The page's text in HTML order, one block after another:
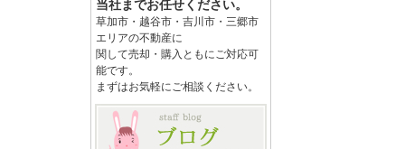
当社までお任せください。
草加市・越谷市・吉川市・三郷市
エリアの不動産に
関して売却・購入ともにご対応可
能です。
まずはお気軽にご相談ください。